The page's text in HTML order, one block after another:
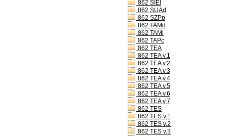
862 SIEl
862 SUAd
862 SZPp
862 TAMd
862 TAMl
862 TAPc
862 TEA
862 TEA v.1
862 TEA v.2
862 TEA v.3
862 TEA v.4
862 TEA v.5
862 TEA v.6
862 TEA v.7
862 TES
862 TES v.1
862 TES v.2
862 TES v.3